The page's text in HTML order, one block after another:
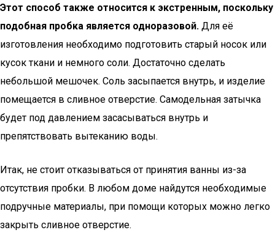
Этот способ также относится к экстренным, поскольку
подобная пробка является одноразовой. Для её
изготовления необходимо подготовить старый носок или
кусок ткани и немного соли. Достаточно сделать
небольшой мешочек. Соль засыпается внутрь, и изделие
помещается в сливное отверстие. Самодельная затычка
будет под давлением засасываться внутрь и
препятствовать вытеканию воды.
Итак, не стоит отказываться от принятия ванны из-за
отсутствия пробки. В любом доме найдутся необходимые
подручные материалы, при помощи которых можно легко
закрыть сливное отверстие.